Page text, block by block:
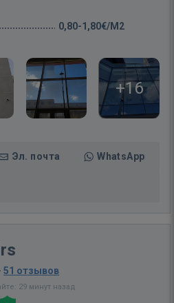
0,80-1,80€/M2
+16
Эл. почта WhatsApp
· 51 отзывов
29 минут назад